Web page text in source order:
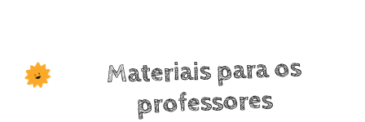
Materiais para os
professores